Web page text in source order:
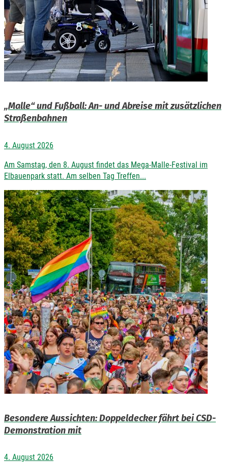
„Malle“ und Fußball: An- und Abreise mit zusätzlichen
Straßenbahnen
4. August 2026
Am Samstag, den 8. August findet das Mega-Malle-Festival im
Elbauenpark statt. Am selben Tag Treffen...
Besondere Aussichten: Doppeldecker fährt bei CSD-
Demonstration mit
4. August 2026